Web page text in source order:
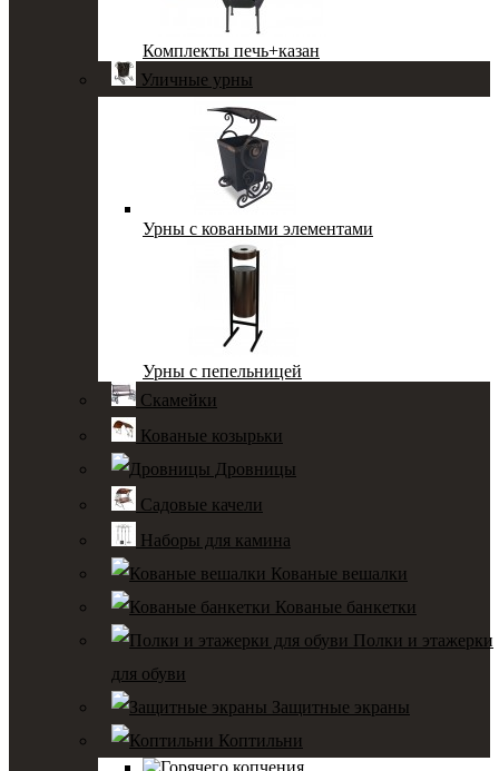
Комплекты печь+казан
Уличные урны
Урны с коваными элементами
Урны с пепельницей
Скамейки
Кованые козырьки
Дровницы
Садовые качели
Наборы для камина
Кованые вешалки
Кованые банкетки
Полки и этажерки
для обуви
Защитные экраны
Коптильни